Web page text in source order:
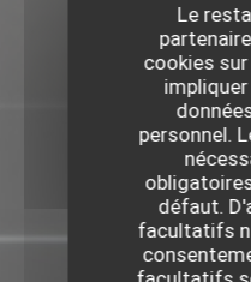
Le
cookies
personnel.
défaut.
facultatifs